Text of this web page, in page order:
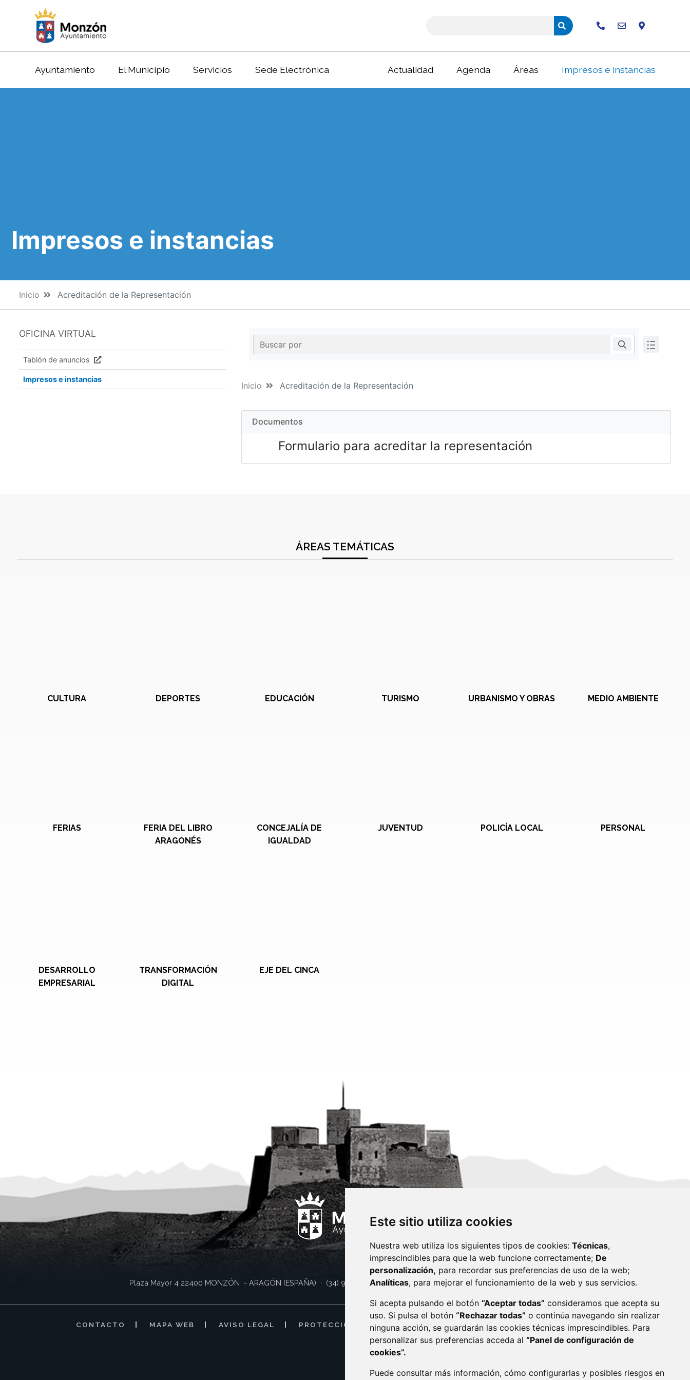
Este sitio utiliza cookies
Nuestra web utiliza los siguientes tipos de cookies: Técnicas,
imprescindibles para que la web funcione correctamente; De
personalización, para recordar sus preferencias de uso de la web;
Analíticas, para mejorar el funcionamiento de la web y sus servicios.
Si acepta pulsando el botón “Aceptar todas” consideramos que acepta su
uso. Si pulsa el botón “Rechazar todas” o continúa navegando sin realizar
ninguna acción, se guardarán las cookies técnicas imprescindibles. Para
personalizar sus preferencias acceda al “Panel de configuración de
cookies”.
Puede consultar más información, cómo configurarlas y posibles riesgos en
Ayuntamiento El Municipio Servicios Sede Electrónica Actualidad Agenda Áreas Impresos e instancias
Impresos e instancias
Inicio Acreditación de la Representación
OFICINA VIRTUAL
Tablón de anuncios
Impresos e instancias
Inicio Acreditación de la Representación
Documentos
Formulario para acreditar la representación
ÁREAS TEMÁTICAS
CULTURA DEPORTES EDUCACIÓN TURISMO URBANISMO Y OBRAS MEDIO AMBIENTE
FERIAS
FERIA DEL LIBRO
ARAGONÉS
CONCEJALÍA DE
IGUALDAD
JUVENTUD POLICÍA LOCAL PERSONAL
DESARROLLO
EMPRESARIAL
TRANSFORMACIÓN
DIGITAL
EJE DEL CINCA
Plaza Mayor 4 22400 MONZÓN - ARAGÓN (ESPAÑA) · (34) 974 400 700 ·sac@monzon.es monzon.es
CONTACTO MAPA WEB AVISO LEGAL PROTECCIÓN DE DATOS POLÍTICA DE COOKIES
ACCESIBILIDAD